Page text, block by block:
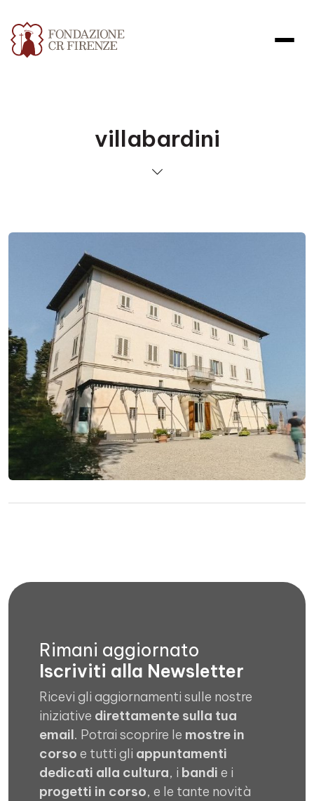
villabardini
Rimani aggiornato
Iscriviti alla Newsletter
Ricevi gli aggiornamenti sulle nostre
iniziative direttamente sulla tua
email. Potrai scoprire le mostre in
corso e tutti gli appuntamenti
dedicati alla cultura, i bandi e i
progetti in corso, e le tante novità